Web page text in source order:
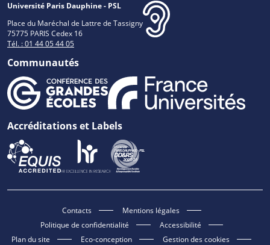
Université Paris Dauphine - PSL
Place du Maréchal de Lattre de Tassigny
75775 PARIS Cedex 16
Tél. : 01 44 05 44 05
Communautés
Accréditations et Labels
Contacts
Mentions légales
Politique de confidentialité
Accessibilité
Plan du site
Eco-conception
Gestion des cookies